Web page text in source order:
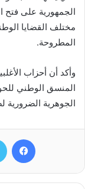
الجمهورية على فتح
مختلف القضايا
المطروحة.
وأكد أن أحزاب
المنسق الوطني
الجوهرية